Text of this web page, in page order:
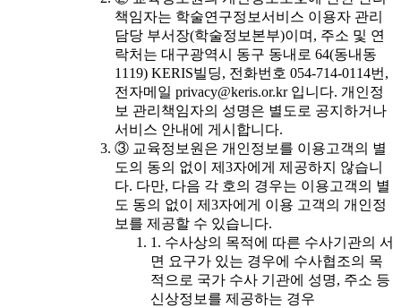
책임자는 학술연구정보서비스 이용자 관리
담당 부서장(학술정보본부)이며, 주소 및 연
락처는 대구광역시 동구 동내로 64(동내동
1119) KERIS빌딩, 전화번호 054-714-0114번,
전자메일 privacy@keris.or.kr 입니다. 개인정
보 관리책임자의 성명은 별도로 공지하거나
서비스 안내에 게시합니다.
③ 교육정보원은 개인정보를 이용고객의 별
도의 동의 없이 제3자에게 제공하지 않습니
다. 다만, 다음 각 호의 경우는 이용고객의 별
도 동의 없이 제3자에게 이용 고객의 개인정
보를 제공할 수 있습니다.
1. 수사상의 목적에 따른 수사기관의 서
면 요구가 있는 경우에 수사협조의 목
적으로 국가 수사 기관에 성명, 주소 등
신상정보를 제공하는 경우